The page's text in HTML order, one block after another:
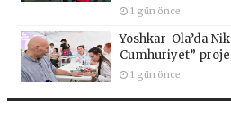
1 gün önce
Yoshkar-Ola’da
Cumhuriyet”
1 gün önce